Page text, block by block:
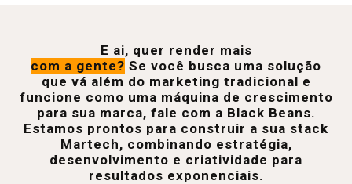
E ai, quer render mais
com a gente? Se você busca uma solução
que vá além do marketing tradicional e
funcione como uma máquina de crescimento
para sua marca, fale com a Black Beans.
Estamos prontos para construir a sua stack
Martech, combinando estratégia,
desenvolvimento e criatividade para
resultados exponenciais.